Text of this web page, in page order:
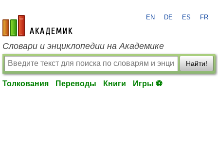
academic.ru
EN DE ES FR
Словари и энциклопедии на Академике
Найти!
Толкования Переводы Книги Игры ⚽